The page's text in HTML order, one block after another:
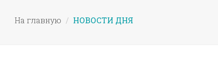
На главную НОВОСТИ ДНЯ